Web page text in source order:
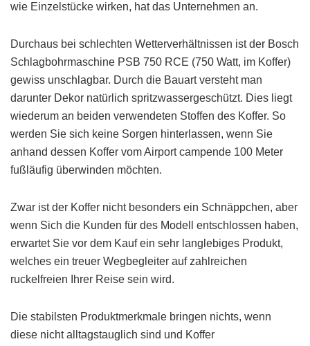
wie Einzelstücke wirken, hat das Unternehmen an.
Durchaus bei schlechten Wetterverhältnissen ist der Bosch
Schlagbohrmaschine PSB 750 RCE (750 Watt, im Koffer)
gewiss unschlagbar. Durch die Bauart versteht man
darunter Dekor natürlich spritzwassergeschützt. Dies liegt
wiederum an beiden verwendeten Stoffen des Koffer. So
werden Sie sich keine Sorgen hinterlassen, wenn Sie
anhand dessen Koffer vom Airport campende 100 Meter
fußläufig überwinden möchten.
Zwar ist der Koffer nicht besonders ein Schnäppchen, aber
wenn Sich die Kunden für des Modell entschlossen haben,
erwartet Sie vor dem Kauf ein sehr langlebiges Produkt,
welches ein treuer Wegbegleiter auf zahlreichen
ruckelfreien Ihrer Reise sein wird.
Die stabilsten Produktmerkmale bringen nichts, wenn
diese nicht alltagstauglich sind und Koffer